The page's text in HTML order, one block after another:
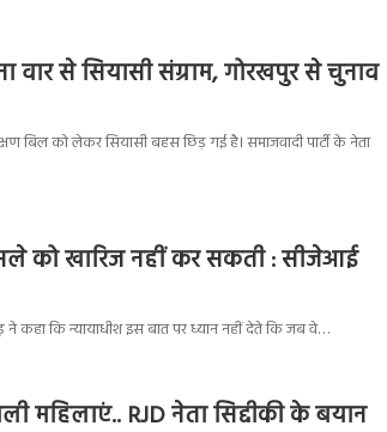
वार से सियासी संग्राम, गोरखपुर से चुनाव
बिल को लेकर सियासी बहस छिड़ गई है। समाजवादी पार्टी के नेता
को खारिज नहीं कर सकती : सीजेआई
ने कहा कि न्यायाधीश इस बात पर ध्यान नहीं देते कि जब वे…
महिलाएं.. RJD नेता सिद्दीकी के बयान